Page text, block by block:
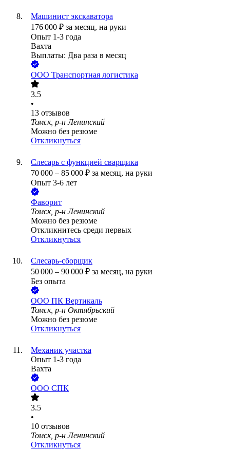
Машинист экскаватора
176 000 ₽ за месяц, на руки
Опыт 1-3 года
Вахта
Выплаты: Два раза в месяц
ООО Транспортная логистика
3.5
•
13 отзывов
Томск, р-н Ленинский
Можно без резюме
Откликнуться
Слесарь с функцией сварщика
70 000 – 85 000 ₽ за месяц, на руки
Опыт 3-6 лет
Фаворит
Томск, р-н Ленинский
Можно без резюме
Откликнитесь среди первых
Откликнуться
Слесарь-сборщик
50 000 – 90 000 ₽ за месяц, на руки
Без опыта
ООО ПК Вертикаль
Томск, р-н Октябрьский
Можно без резюме
Откликнуться
Механик участка
Опыт 1-3 года
Вахта
ООО СПК
3.5
•
10 отзывов
Томск, р-н Ленинский
Откликнуться